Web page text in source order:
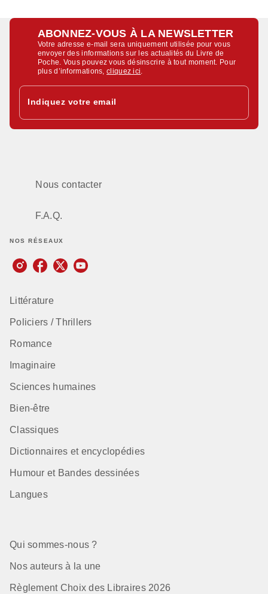
ABONNEZ-VOUS À LA NEWSLETTER
Votre adresse e-mail sera uniquement utilisée pour vous
envoyer des informations sur les actualités du Livre de
Poche. Vous pouvez vous désinscrire à tout moment. Pour
plus d’informations,cliquez ici
Indiquez votre email
Nous contacter
F.A.Q.
NOS RÉSEAUX
Littérature
Policiers / Thrillers
Romance
Imaginaire
Sciences humaines
Bien-être
Classiques
Dictionnaires et encyclopédies
Humour et Bandes dessinées
Langues
Qui sommes-nous ?
Nos auteurs à la une
Règlement Choix des Libraires 2026